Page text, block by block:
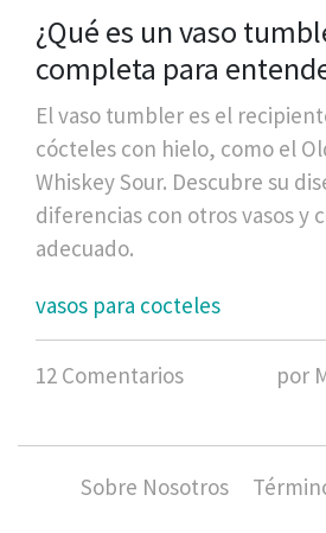
¿Qué es un vaso
completa para
cócteles
El vaso tumbler es el
cócteles con hielo, como el
Whiskey Sour. Descubre su
diferencias con otros vasos y
adecuado.
vasos para cocteles
12 Comentarios por
Sobre Nosotros